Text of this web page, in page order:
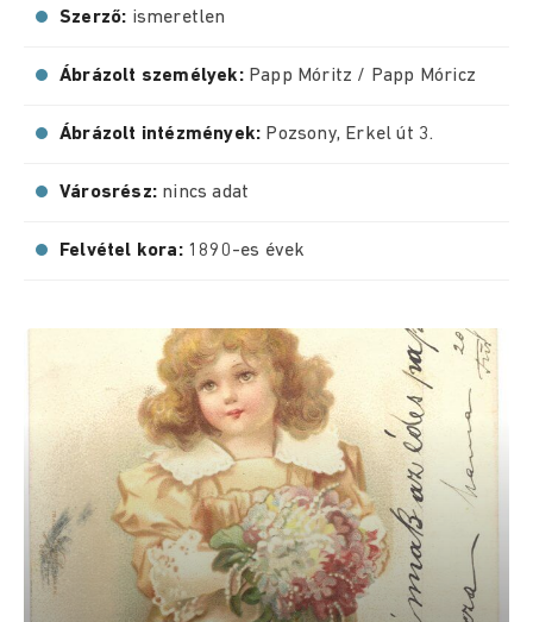
Szerző: ismeretlen
Ábrázolt személyek: Papp Móritz / Papp Móricz
Ábrázolt intézmények: Pozsony, Erkel út 3.
Városrész: nincs adat
Felvétel kora: 1890-es évek